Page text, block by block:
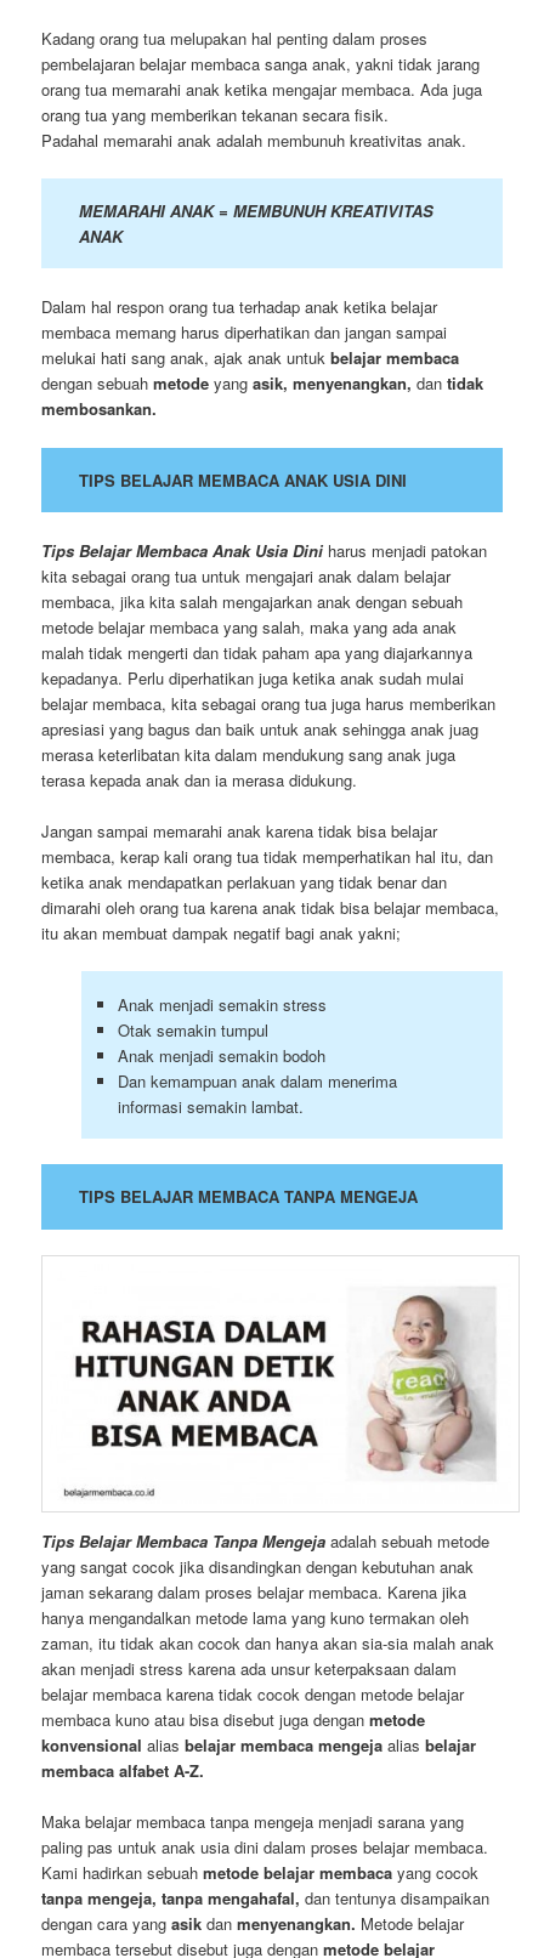
Kadang orang tua melupakan hal penting dalam proses
pembelajaran belajar membaca sanga anak, yakni tidak jarang
orang tua memarahi anak ketika mengajar membaca. Ada juga
orang tua yang memberikan tekanan secara fisik.
Padahal memarahi anak adalah membunuh kreativitas anak.
MEMARAHI ANAK = MEMBUNUH KREATIVITAS
ANAK
Dalam hal respon orang tua terhadap anak ketika belajar
membaca memang harus diperhatikan dan jangan sampai
melukai hati sang anak, ajak anak untukbelajar membaca
dengan sebuahmetode yangasik, menyenangkan, dantidak
membosankan.
TIPS BELAJAR MEMBACA ANAK USIA DINI
Tips Belajar Membaca Anak Usia Dini harus menjadi patokan
kita sebagai orang tua untuk mengajari anak dalam belajar
membaca, jika kita salah mengajarkan anak dengan sebuah
metode belajar membaca yang salah, maka yang ada anak
malah tidak mengerti dan tidak paham apa yang diajarkannya
kepadanya. Perlu diperhatikan juga ketika anak sudah mulai
belajar membaca, kita sebagai orang tua juga harus memberikan
apresiasi yang bagus dan baik untuk anak sehingga anak juag
merasa keterlibatan kita dalam mendukung sang anak juga
terasa kepada anak dan ia merasa didukung.
Jangan sampai memarahi anak karena tidak bisa belajar
membaca, kerap kali orang tua tidak memperhatikan hal itu, dan
ketika anak mendapatkan perlakuan yang tidak benar dan
dimarahi oleh orang tua karena anak tidak bisa belajar membaca,
itu akan membuat dampak negatif bagi anak yakni;
Anak menjadi semakin stress
Otak semakin tumpul
Anak menjadi semakin bodoh
Dan kemampuan anak dalam menerima
informasi semakin lambat.
TIPS BELAJAR MEMBACA TANPA MENGEJA
Tips Belajar Membaca Tanpa Mengeja adalah sebuah metode
yang sangat cocok jika disandingkan dengan kebutuhan anak
jaman sekarang dalam proses belajar membaca. Karena jika
hanya mengandalkan metode lama yang kuno termakan oleh
zaman, itu tidak akan cocok dan hanya akan sia-sia malah anak
akan menjadi stress karena ada unsur keterpaksaan dalam
belajar membaca karena tidak cocok dengan metode belajar
membaca kuno atau bisa disebut juga denganmetode
konvensionalaliasbelajar membaca mengejaaliasbelajar
membaca alfabet A-Z.
Maka belajar membaca tanpa mengeja menjadi sarana yang
paling pas untuk anak usia dini dalam proses belajar membaca.
Kami hadirkan sebuahmetode belajar membaca yang cocok
tanpa mengeja, tanpa mengahafal, dan tentunya disampaikan
dengan cara yangasik dan menyenangkan. Metode belajar
membaca tersebut disebut juga denganmetode belajar